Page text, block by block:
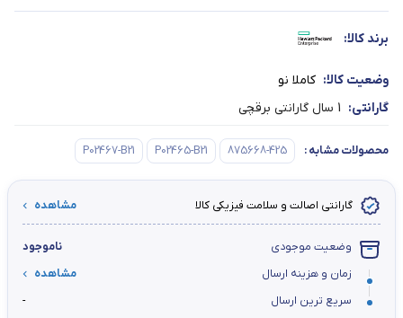
برند کالا:
وضعیت کالا: کاملا نو
گارانتی: 1 سال گارانتی برقچی
محصولات مشابه:
875668-425
P02465-B21
P02467-B21
گارانتی اصالت و سلامت فیزیکی کالا مشاهده
وضعیت موجودی
ناموجود
زمان و هزینه ارسال
مشاهده
سریع ترین ارسال
-